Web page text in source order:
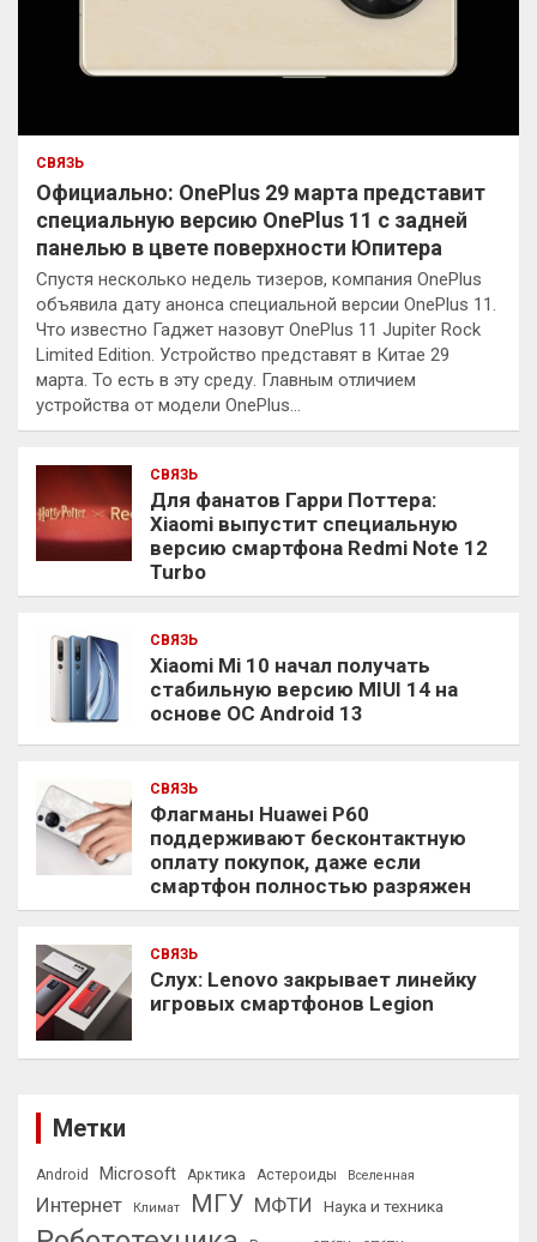
СВЯЗЬ
Официально: OnePlus 29 марта представит
специальную версию OnePlus 11 с задней
панелью в цвете поверхности Юпитера
Спустя несколько недель тизеров, компания OnePlus
объявила дату анонса специальной версии OnePlus 11.
Что известно Гаджет назовут OnePlus 11 Jupiter Rock
Limited Edition. Устройство представят в Китае 29
марта. То есть в эту среду. Главным отличием
устройства от модели OnePlus…
СВЯЗЬ
Для фанатов Гарри Поттера:
Xiaomi выпустит специальную
версию смартфона Redmi Note 12
Turbo
СВЯЗЬ
Xiaomi Mi 10 начал получать
стабильную версию MIUI 14 на
основе ОС Android 13
СВЯЗЬ
Флагманы Huawei P60
поддерживают бесконтактную
оплату покупок, даже если
смартфон полностью разряжен
СВЯЗЬ
Слух: Lenovo закрывает линейку
игровых смартфонов Legion
Метки
Android Microsoft Арктика Астероиды Вселенная
Интернет Климат МГУ МФТИ Наука и техника